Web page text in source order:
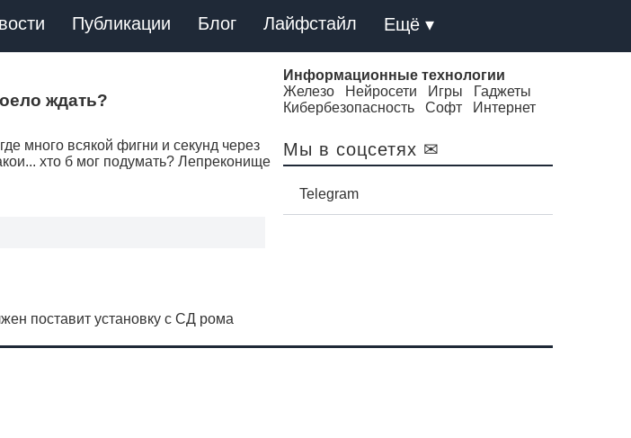
Публикации Блог Лайфстайл Ещё ▾
ждать?
много всякой фигни и секунд через
хто б мог подумать? Лепреконище
поставит установку с СД рома
Информационные технологии
Железо
Нейросети Игры
Гаджеты
Кибербезопасность
Софт Интернет
Мы в соцсетях ✉
Telegram